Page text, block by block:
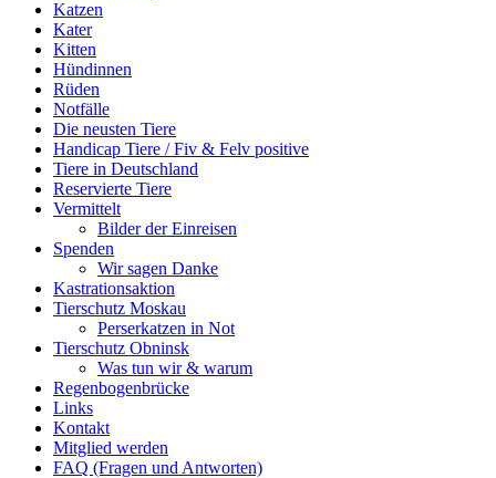
Katzen
Kater
Kitten
Hündinnen
Rüden
Notfälle
Die neusten Tiere
Handicap Tiere / Fiv & Felv positive
Tiere in Deutschland
Reservierte Tiere
Vermittelt
Bilder der Einreisen
Spenden
Wir sagen Danke
Kastrationsaktion
Tierschutz Moskau
Perserkatzen in Not
Tierschutz Obninsk
Was tun wir & warum
Regenbogenbrücke
Links
Kontakt
Mitglied werden
FAQ (Fragen und Antworten)